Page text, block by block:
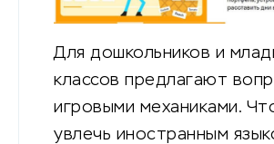
Для дошкольников и
классов предлагают
игровыми механиками.
увлечь иностранным